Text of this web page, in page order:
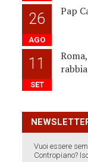
26
AGO
Pap
11
SET
rabbia
Vuoi essere
Contropiano?